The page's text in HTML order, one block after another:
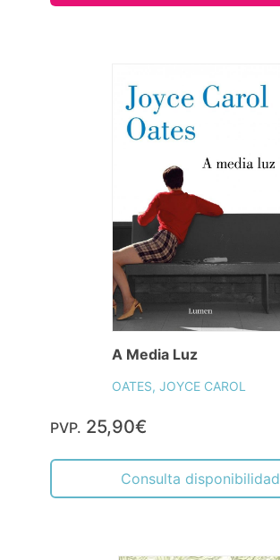
A Media Luz
OATES, JOYCE CAROL
PVP. 25,90€
Consulta disponibilidad